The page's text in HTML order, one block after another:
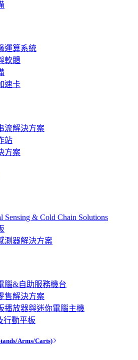
運算系統
軟體
速卡
流解決方案
站
方案
Sensing & Cold Chain Solutions
測器解決方案
腦&自助服務機台
售解決方案
播放器與迷你電腦主機
行動平板
Arms/Carts)